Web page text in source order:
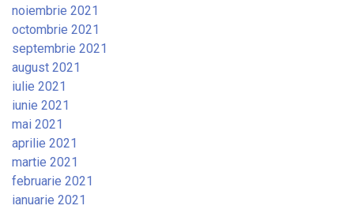
noiembrie 2021
octombrie 2021
septembrie 2021
august 2021
iulie 2021
iunie 2021
mai 2021
aprilie 2021
martie 2021
februarie 2021
ianuarie 2021